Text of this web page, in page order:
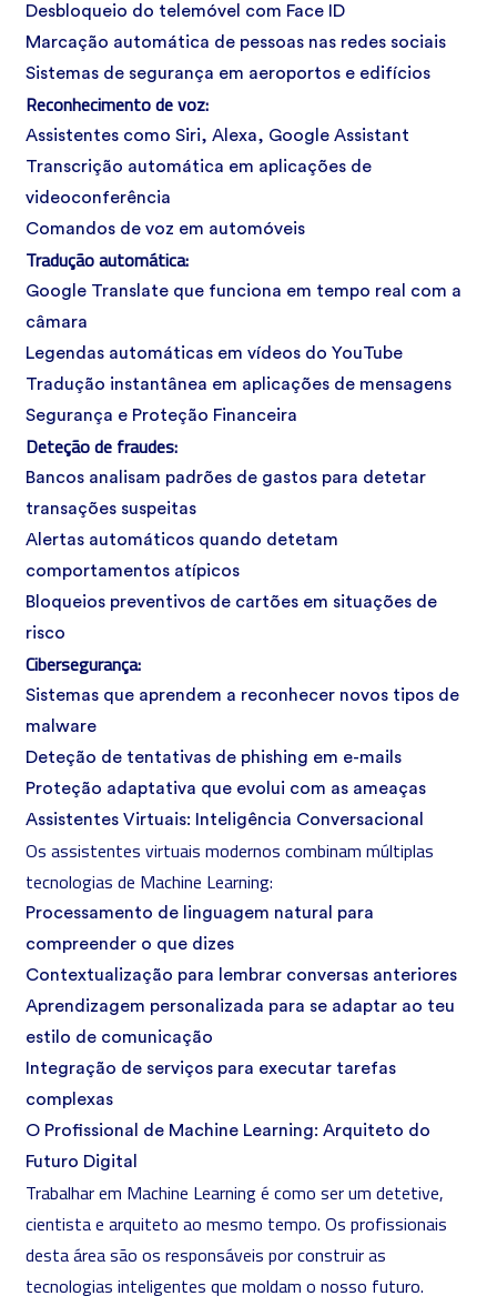
Desbloqueio do telemóvel com Face ID
Marcação automática de pessoas nas redes sociais
Sistemas de segurança em aeroportos e edifícios
Reconhecimento de voz:
Assistentes como Siri, Alexa, Google Assistant
Transcrição automática em aplicações de
videoconferência
Comandos de voz em automóveis
Tradução automática:
Google Translate que funciona em tempo real com a
câmara
Legendas automáticas em vídeos do YouTube
Tradução instantânea em aplicações de mensagens
Segurança e Proteção Financeira
Deteção de fraudes:
Bancos analisam padrões de gastos para detetar
transações suspeitas
Alertas automáticos quando detetam
comportamentos atípicos
Bloqueios preventivos de cartões em situações de
risco
Cibersegurança:
Sistemas que aprendem a reconhecer novos tipos de
malware
Deteção de tentativas de phishing em e-mails
Proteção adaptativa que evolui com as ameaças
Assistentes Virtuais: Inteligência Conversacional
Os assistentes virtuais modernos combinam múltiplas
tecnologias de Machine Learning:
Processamento de linguagem natural para
compreender o que dizes
Contextualização para lembrar conversas anteriores
Aprendizagem personalizada para se adaptar ao teu
estilo de comunicação
Integração de serviços para executar tarefas
complexas
O Profissional de Machine Learning: Arquiteto do
Futuro Digital
Trabalhar em Machine Learning é como ser um detetive,
cientista e arquiteto ao mesmo tempo. Os profissionais
desta área são os responsáveis por construir as
tecnologias inteligentes que moldam o nosso futuro.